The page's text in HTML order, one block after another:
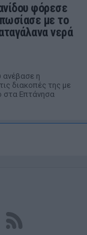
φόρεσε
με το
νερά
ανέβασε η
διακοπές της με
στα Επτάνησα